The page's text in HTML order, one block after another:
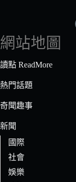
符
合
條
的
果
網站地圖
讀點 ReadMore
熱門話題
奇聞趣事
新聞
國際
社會
娛樂